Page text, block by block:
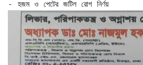
- হজম ও পেটের জটিল রোগ নির্ণয়